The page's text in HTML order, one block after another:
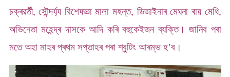
চক্ৰৱৰ্তী, সৌন্দৰ্য্য বিশেষজ্ঞা মালা মহন্ত, ডিজাইনাৰ মেঘনা ৰায় মেধি,
অভিনেতা মহেন্দ্ৰ দাসকে আদি কৰি বহুকেইজন ব্যক্তি। জানিব পৰা
মতে অহা মাহৰ প্ৰথম সপ্তাহৰ পৰা শ্বুটিং আৰম্ভ হ’ব।